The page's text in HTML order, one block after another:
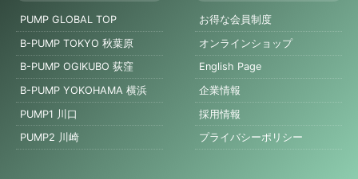
PUMP GLOBAL TOP
B-PUMP TOKYO 秋葉原
B-PUMP OGIKUBO 荻窪
B-PUMP YOKOHAMA 横浜
PUMP1 川口
PUMP2 川崎
お得な会員制度
オンラインショップ
English Page
企業情報
採用情報
プライバシーポリシー